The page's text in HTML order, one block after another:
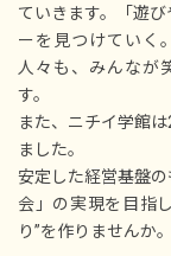
ていきます。「遊
ーを見つけていく
人々も、みんなが
す。
また、ニチイ学館
ました。
安定した経営基盤
会」の実現を目指
り”を作りませんか。